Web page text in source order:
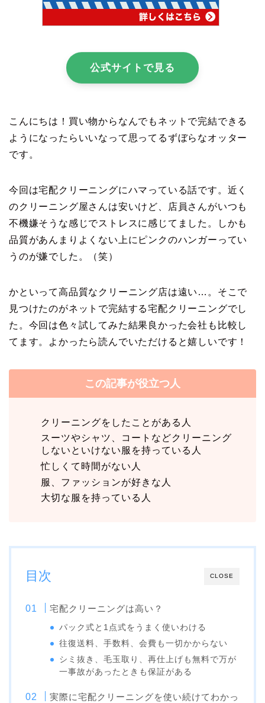
公式サイトで見る
こんにちは！買い物からなんでもネットで完結できる
ようになったらいいなって思ってるずぼらなオッター
です。
今回は宅配クリーニングにハマっている話です。近く
のクリーニング屋さんは安いけど、店員さんがいつも
不機嫌そうな感じでストレスに感じてました。しかも
品質があんまりよくない上にピンクのハンガーってい
うのが嫌でした。（笑）
かといって高品質なクリーニング店は遠い…。そこで
見つけたのがネットで完結する宅配クリーニングでし
た。今回は色々試してみた結果良かった会社も比較し
てます。よかったら読んでいただけると嬉しいです！
この記事が役立つ人
クリーニングをしたことがある人
スーツやシャツ、コートなどクリーニング
しないといけない服を持っている人
忙しくて時間がない人
服、ファッションが好きな人
大切な服を持っている人
CLOSE
目次
宅配クリーニングは高い？
パック式と1点式をうまく使いわける
往復送料、手数料、会費も一切かからない
シミ抜き、毛玉取り、再仕上げも無料で万が
一事故があったときも保証がある
実際に宅配クリーニングを使い続けてわかっ